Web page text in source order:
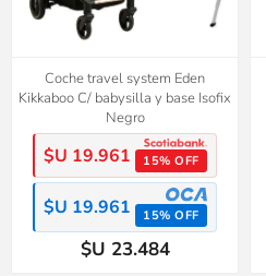
Coche travel system Eden
Kikkaboo C/ babysilla y base Isofix
Negro
$U 19.961 15% OFF
$U 19.961 15% OFF
$U 23.484